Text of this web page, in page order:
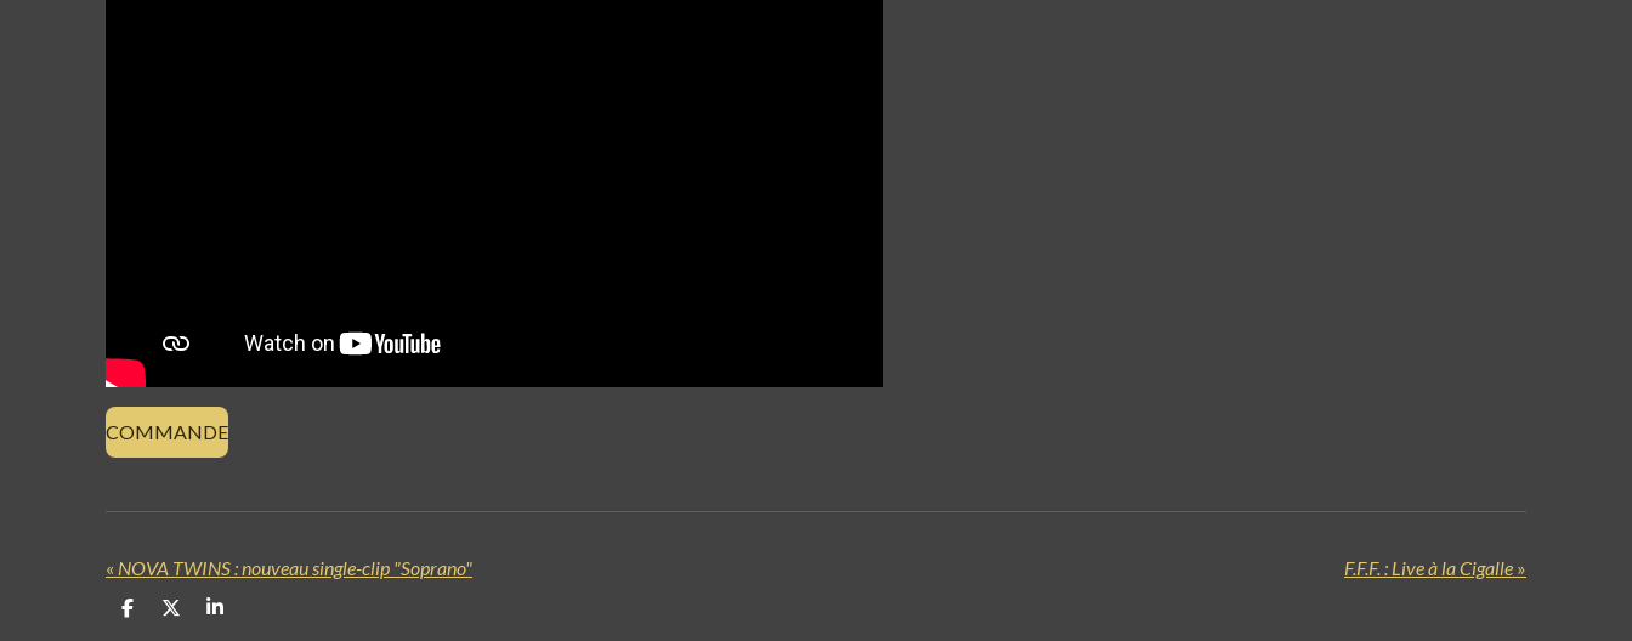
COMMANDE
« NOVA TWINS : nouveau single-clip "Soprano" F.F.F. : Live à la Cigalle »
P
P
P